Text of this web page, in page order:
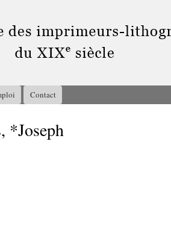
principal
Contact
*Joseph